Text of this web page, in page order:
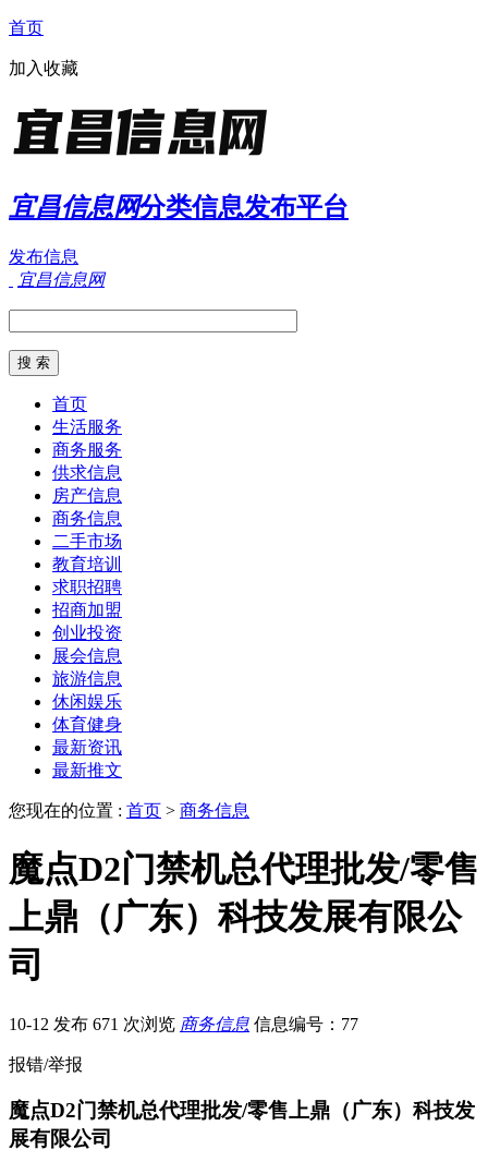
首页
加入收藏
宜昌信息网分类信息发布平台
发布信息
宜昌信息网
首页
生活服务
商务服务
供求信息
房产信息
商务信息
二手市场
教育培训
求职招聘
招商加盟
创业投资
展会信息
旅游信息
休闲娱乐
体育健身
最新资讯
最新推文
您现在的位置 : 首页 > 商务信息
魔点D2门禁机总代理批发/零售
上鼎（广东）科技发展有限公
司
10-12 发布 671 次浏览 商务信息 信息编号：77
报错/举报
魔点D2门禁机总代理批发/零售上鼎（广东）科技发
展有限公司